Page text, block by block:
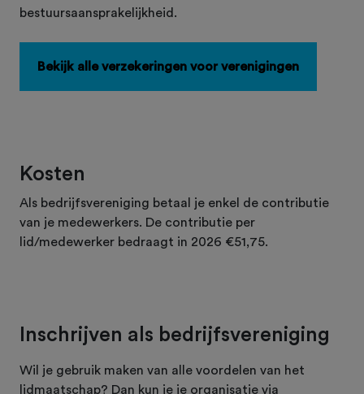
bestuursaansprakelijkheid.
Bekijk alle verzekeringen voor verenigingen
Kosten
Als bedrijfsvereniging betaal je enkel de contributie
van je medewerkers. De contributie per
lid/medewerker bedraagt in 2026 €51,75.
Inschrijven als bedrijfsvereniging
Wil je gebruik maken van alle voordelen van het
lidmaatschap? Dan kun je je organisatie via